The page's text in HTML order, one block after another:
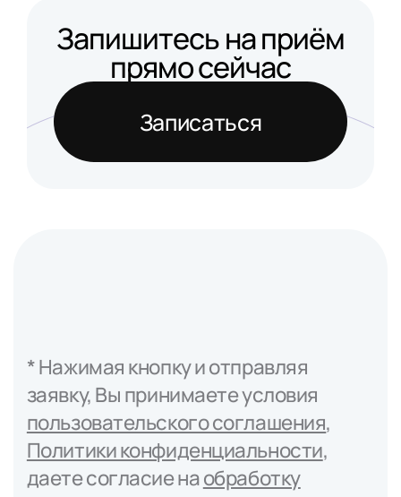
Запишитесь на приём
прямо сейчас
Записаться
* Нажимая кнопку и отправляя
заявку, Вы принимаете условия
пользовательского соглашения,
Политики конфиденциальности,
даете согласие наобработку